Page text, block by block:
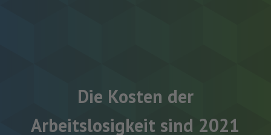
Die Kosten der
Arbeitslosigkeit sind 2021